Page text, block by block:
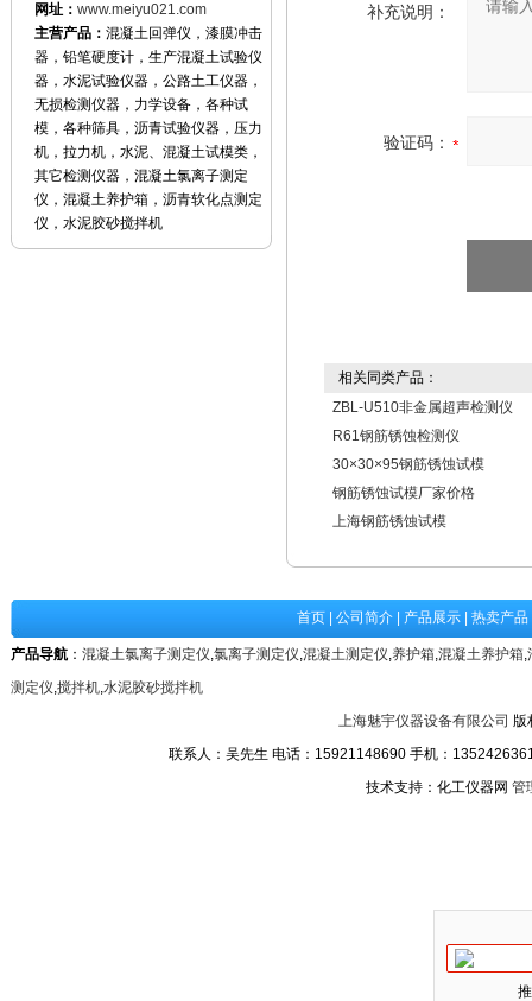
网址： www.meiyu021.com
主营产品： 混凝土回弹仪，漆膜冲击
器，铅笔硬度计，生产混凝土试验仪
器，水泥试验仪器，公路土工仪器，
无损检测仪器，力学设备，各种试
模，各种筛具，沥青试验仪器，压力
机，拉力机，水泥、混凝土试模类，
其它检测仪器，混凝土氯离子测定
仪，混凝土养护箱，沥青软化点测定
仪，水泥胶砂搅拌机
补充说明：
验证码：
相关同类产品：
ZBL-U510非金属超声检测仪
R61​钢筋锈蚀检测仪
30×30×95钢筋锈蚀试模
钢筋锈蚀试模厂家价格
上海钢筋锈蚀试模
首页 公司简介 产品展示 热卖产品
产品导航 ： 混凝土氯离子测定仪,氯离子测定仪,混凝土测定仪,养护箱,混凝土养护箱,
测定仪,搅拌机,水泥胶砂搅拌机
上海魅宇仪器设备有限公司 版
联系人：吴先生 电话：15921148690 手机：
技术支持：化工仪器网 管